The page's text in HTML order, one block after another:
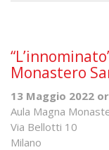
Monastero
13 Maggio 2022
Aula Magna
Via Bellotti 10
Milano